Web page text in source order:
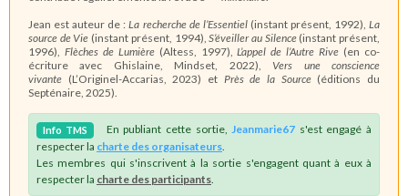
Jean est auteur de :La recherche de l’Essentiel(instant présent, 1992),La
source de Vie (instant présent, 1994),S’éveiller au Silence(instant présent,
1996), Flèches de Lumière(Altess, 1997),L’appel de l’Autre Rive (en co-
écriture avec Ghislaine, Mindset, 2022), Vers une conscience
vivante (L’Originel-Accarias, 2023) et Près de la Source(éditions du
Septénaire, 2025).
Info TMS En publiant cette sortie, Jeanmarie67 s'est engagé à
respecter la charte des organisateurs
Les membres qui s'inscrivent à la sortie s'engagent quant à eux à
respecter la charte des participants